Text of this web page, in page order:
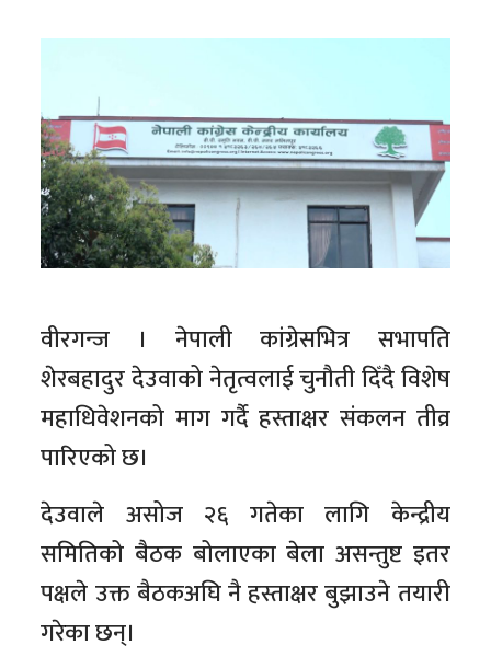
वीरगन्ज । नेपाली कांग्रेसभित्र सभापति
शेरबहादुर देउवाको नेतृत्वलाई चुनौती दिँदै विशेष
महाधिवेशनको माग गर्दै हस्ताक्षर संकलन तीव्र
पारिएको छ।
देउवाले असोज २६ गतेका लागि केन्द्रीय
समितिको बैठक बोलाएका बेला असन्तुष्ट इतर
पक्षले उक्त बैठकअघि नै हस्ताक्षर बुझाउने तयारी
गरेका छन्।